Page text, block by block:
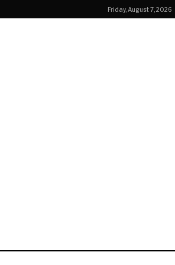
Friday, August 7, 2026